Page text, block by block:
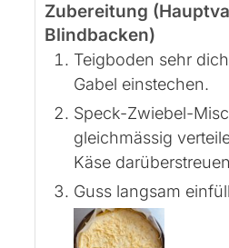
Zubereitung
Blindbacken)
Teigboden sehr
Gabel einstechen.
Speck-Zwiebel-
gleichmässig
Käse
Guss langsam